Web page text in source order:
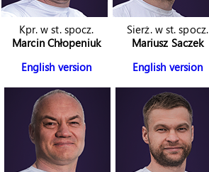
Kpr. w st. spocz.
Marcin Chłopeniuk
English version
Sierż. w st. spocz.
Mariusz Saczek
English version